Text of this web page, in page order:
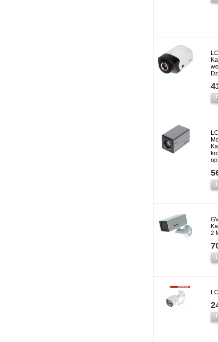
2